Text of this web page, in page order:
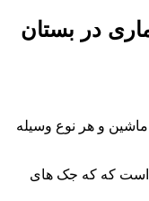
در بستان
و هر نوع وسیله
است که که جک های